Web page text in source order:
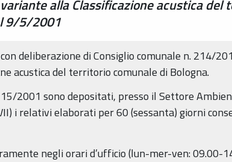
alla Classificazione acustica del
9/5/2001
deliberazione di Consiglio comunale n. 214/
acustica del territorio comunale di Bologna.
2001 sono depositati, presso il Settore
i relativi elaborati per 60 (sessanta) giorni
negli orari d’ufficio (lun-mer-ven: 09.00-